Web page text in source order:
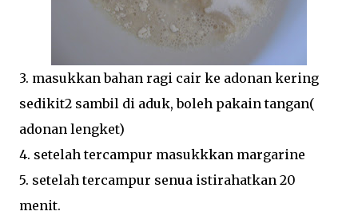
3. masukkan bahan ragi cair ke adonan kering
sedikit2 sambil di aduk, boleh pakain tangan(
adonan lengket)
4. setelah tercampur masukkkan margarine
5. setelah tercampur senua istirahatkan 20
menit.